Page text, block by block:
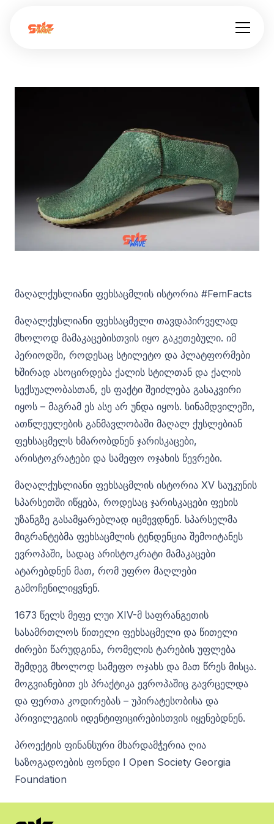
მაღალქუსლიანი ფეხსაცმლის ისტორია #FemFacts
მაღალქუსლიანი ფეხსაცმელი თავდაპირველად
მხოლოდ მამაკაცებისთვის იყო გაკეთებული. იმ
პერიოდში, როდესაც სტილეტო და პლატფორმები
ხშირად ასოცირდება ქალის სტილთან და ქალის
სექსუალობასთან, ეს ფაქტი შეიძლება გასაკვირი
იყოს – მაგრამ ეს ასე არ უნდა იყოს. სინამდვილეში,
ათწლეულების განმავლობაში მაღალ ქუსლებიან
ფეხსაცმელს ხმარობდნენ ჯარისკაცები,
არისტოკრატები და სამეფო ოჯახის წევრები.
მაღალქუსლიანი ფეხსაცმლის ისტორია XV საუკუნის
სპარსეთში იწყება, როდესაც ჯარისკაცები ფეხის
უზანგზე გასამყარებლად იცმევდნენ. სპარსელმა
მიგრანტებმა ფეხსაცმლის ტენდენცია შემოიტანეს
ევროპაში, სადაც არისტოკრატი მამაკაცები
ატარებდნენ მათ, რომ უფრო მაღლები
გამოჩენილიყვნენ.
1673 წელს მეფე ლუი XIV-მ საფრანგეთის
სასამრთლოს წითელი ფეხსაცმელი და წითელი
ძირები წარუდგინა, რომელის ტარების უფლება
შემდეგ მხოლოდ სამეფო ოჯახს და მათ წრეს მისცა.
მოგვიანებით ეს პრაქტიკა ევროპაშიც გავრცელდა
და ფერთა კოდირებას – უპირატესობისა და
პრივილეგიის იდენტიფიცირებისთვის იყენებდნენ.
პროექტის ფინანსური მხარდამჭერია ღია
საზოგადოების ფონდი I Open Society Georgia
Foundation